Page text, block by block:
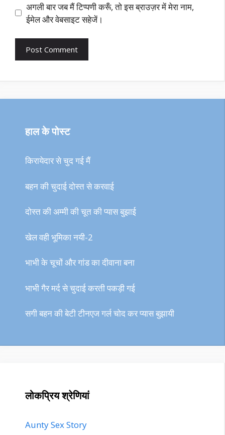
अगली बार जब मैं टिप्पणी करूँ, तो इस ब्राउज़र में मेरा नाम,
ईमेल और वेबसाइट सहेजें।
हाल के पोस्ट
किरायेदार से चुद गई मैं
बहन की चुदाई दोस्त से करवाई
दोस्त की अम्मी की चूत की प्यास बुझाई
खेल वही भूमिका नयी-2
भाभी के चूचों और गांड का दीवाना बना
भाभी गैर मर्द से चुदाई करती पकड़ी गई
सगी बहन की बेटी टीनएज गर्ल चोद कर प्यास बुझायी
लोकप्रिय श्रेणियां
Aunty Sex Story